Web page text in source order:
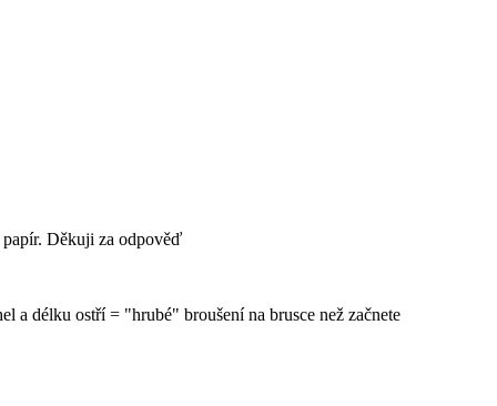
Děkuji za odpověď
a délku ostří = "hrubé" broušení na brusce než začnete